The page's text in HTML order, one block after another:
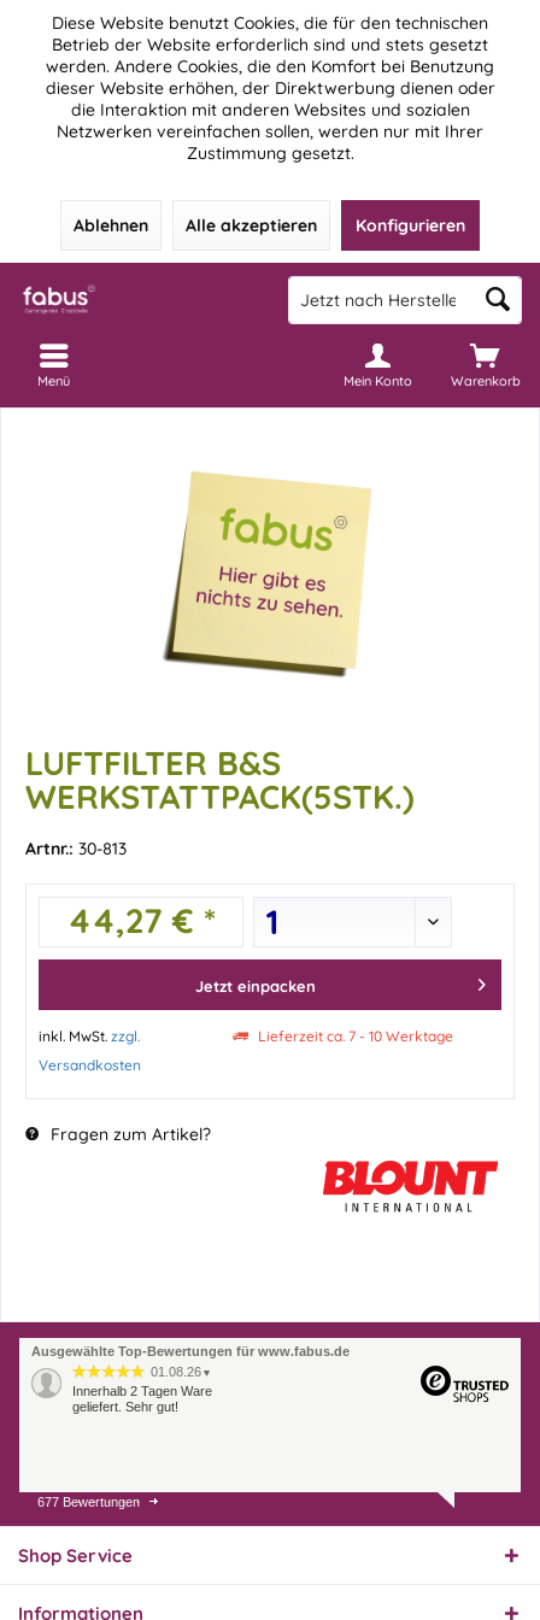
Diese Website benutzt Cookies, die für den technischen
Betrieb der Website erforderlich sind und stets gesetzt
werden. Andere Cookies, die den Komfort bei Benutzung
dieser Website erhöhen, der Direktwerbung dienen oder
die Interaktion mit anderen Websites und sozialen
Netzwerken vereinfachen sollen, werden nur mit Ihrer
Zustimmung gesetzt.
Ablehnen Alle akzeptieren Konfigurieren
Warenkorb
Mein Konto
Menü
LUFTFILTER B&S
WERKSTATTPACK(5STK.)
Artnr.: 30-813
44,27 € *
Jetzt einpacken
inkl. MwSt. zzgl.
Versandkosten
Lieferzeit ca. 7 - 10 Werktage
Fragen zum Artikel?
Ausgewählte Top-Bewertungen für www.fabus.de
01.08.26 ▼
Innerhalb 2 Tagen Ware
geliefert. Sehr gut!
31.07.26
Super schnelle Lieferung,
hervorragend. Gerne
677 Bewertungen
Shop Service
Informationen